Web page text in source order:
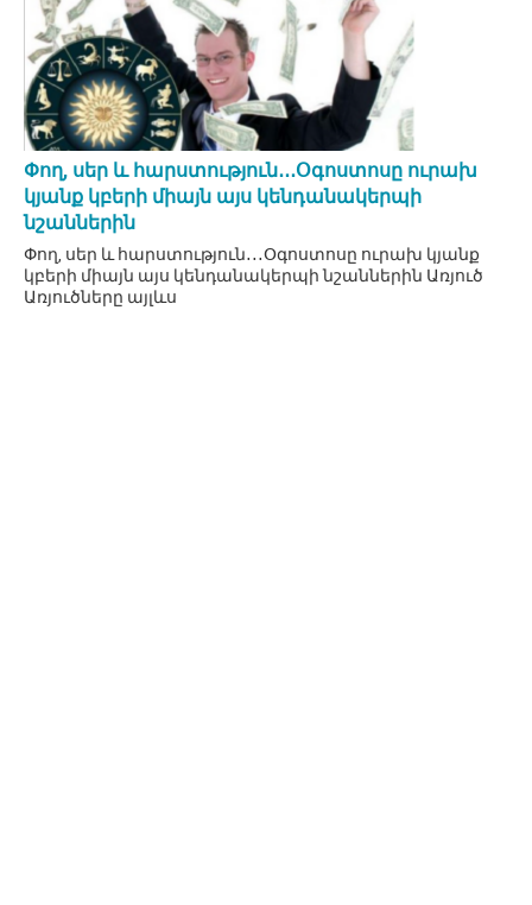
Փող, սեր և հարստություն․․․Օգոստոսը ուրախ
կյանք կբերի միայն այս կենդանակերպի
նշաններին
Փող, սեր և հարստություն․․․Օգոստոսը ուրախ կյանք
կբերի միայն այս կենդանակերպի նշաններին Առյուծ
Առյուծները այլևս